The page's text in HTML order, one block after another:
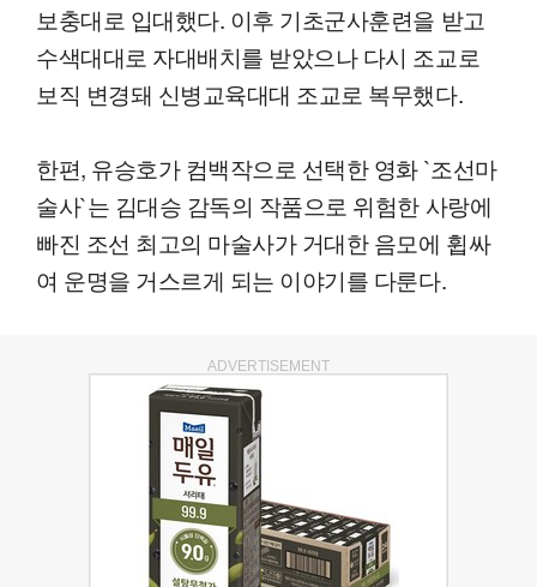
보충대로 입대했다. 이후 기초군사훈련을 받고
수색대대로 자대배치를 받았으나 다시 조교로
보직 변경돼 신병교육대대 조교로 복무했다.
한편, 유승호가 컴백작으로 선택한 영화 `조선마
술사`는 김대승 감독의 작품으로 위험한 사랑에
빠진 조선 최고의 마술사가 거대한 음모에 휩싸
여 운명을 거스르게 되는 이야기를 다룬다.
ADVERTISEMENT